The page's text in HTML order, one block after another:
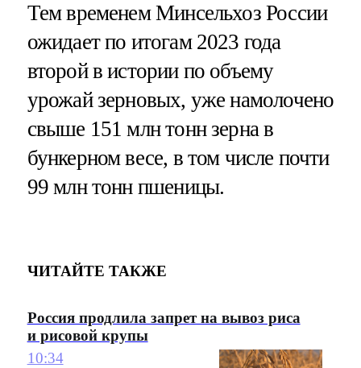
Тем временем Минсельхоз России
ожидает по итогам 2023 года
второй в истории по объему
урожай зерновых, уже намолочено
свыше 151 млн тонн зерна в
бункерном весе, в том числе почти
99 млн тонн пшеницы.
ЧИТАЙТЕ ТАКЖЕ
Россия продлила запрет на вывоз риса
и рисовой крупы
10:34